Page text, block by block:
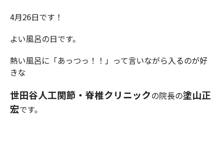
4月26日です！
よい風呂の日です。
熱い風呂に「あっつっ！！」って言いながら入るのが好
きな
世田谷人工関節・脊椎クリニックの院長の塗山正
宏です。